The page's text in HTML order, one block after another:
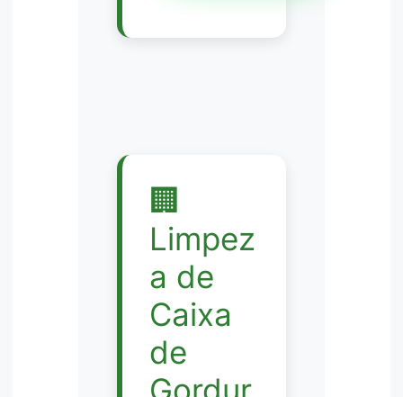
🏢
Limpez
a de
Caixa
de